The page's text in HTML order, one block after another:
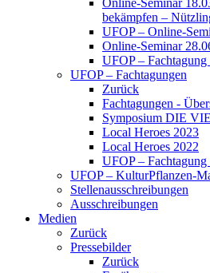
Online-Seminar
bekämpfen –
UFOP – Online-
Online-Seminar
UFOP – Fachtagung
UFOP – Fachtagungen
Zurück
Fachtagungen -
Symposium DIE
Local Heroes 2023
Local Heroes 2022
UFOP – Fachtagung
UFOP – KulturPflanzen-
Stellenausschreibungen
Ausschreibungen
Medien
Zurück
Pressebilder
Zurück